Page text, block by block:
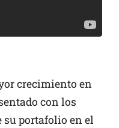
crecimiento en
con los
su portafolio en el